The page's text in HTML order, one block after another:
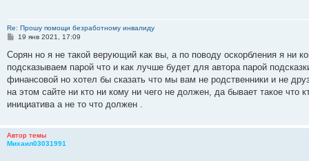
Re: Прошу помощи безработному инвалиду
С
о
б
щ
е
и
е
19 янв 2021, 17:09
Сорян но я не такой верующий как вы, а по поводу оскорбления я ни
подсказываем парой что и как лучше будет для автора парой
финансовой но хотел бы сказать что мы вам не родственники и не
на этом сайте ни кто ни кому ни чего не должен, да бывает такое что
инициатива а не то что должен .
Автор темы
Михаил03031991